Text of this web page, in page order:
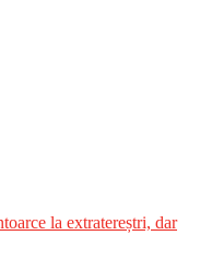
la extratereștri, dar